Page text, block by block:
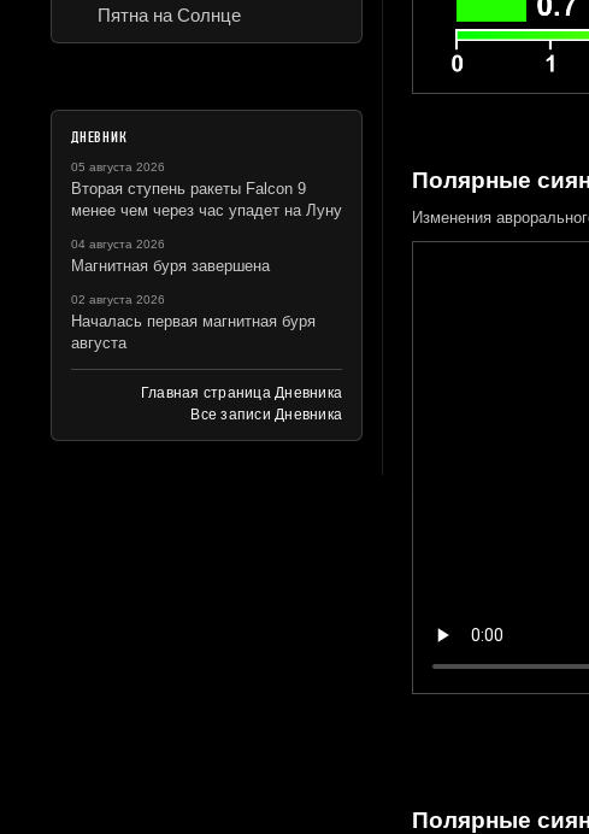
Пятна на Солнце
ДНЕВНИК
05 августа 2026
Вторая ступень ракеты Falcon 9
менее чем через час упадет на Луну
04 августа 2026
Магнитная буря завершена
02 августа 2026
Началась первая магнитная буря
августа
Главная страница Дневника
Все записи Дневника
Полярные
Изменения
Полярные